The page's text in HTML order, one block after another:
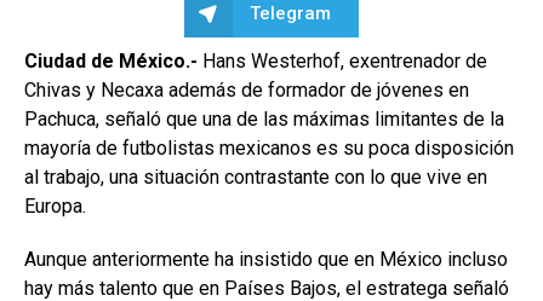
Telegram
Ciudad de México.- Hans Westerhof, exentrenador de
Chivas y Necaxa además de formador de jóvenes en
Pachuca, señaló que una de las máximas limitantes de la
mayoría de futbolistas mexicanos es su poca disposición
al trabajo, una situación contrastante con lo que vive en
Europa.
Aunque anteriormente ha insistido que en México incluso
hay más talento que en Países Bajos, el estratega señaló